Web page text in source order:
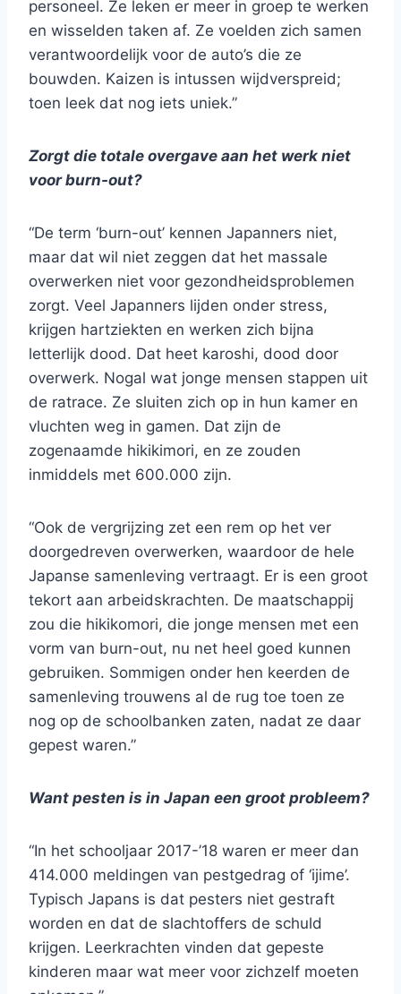
personeel. Ze leken er meer in groep te werken
en wisselden taken af. Ze voelden zich samen
verantwoordelijk voor de auto’s die ze
bouwden. Kaizen is intussen wijdverspreid;
toen leek dat nog iets uniek.”
Zorgt die totale overgave aan het werk niet
voor burn-out?
“De term ‘burn-out’ kennen Japanners niet,
maar dat wil niet zeggen dat het massale
overwerken niet voor gezondheidsproblemen
zorgt. Veel Japanners lijden onder stress,
krijgen hartziekten en werken zich bijna
letterlijk dood. Dat heet karoshi, dood door
overwerk. Nogal wat jonge mensen stappen uit
de ratrace. Ze sluiten zich op in hun kamer en
vluchten weg in gamen. Dat zijn de
zogenaamde hikikimori, en ze zouden
inmiddels met 600.000 zijn.
“Ook de vergrijzing zet een rem op het ver
doorgedreven overwerken, waardoor de hele
Japanse samenleving vertraagt. Er is een groot
tekort aan arbeidskrachten. De maatschappij
zou die hikikomori, die jonge mensen met een
vorm van burn-out, nu net heel goed kunnen
gebruiken. Sommigen onder hen keerden de
samenleving trouwens al de rug toe toen ze
nog op de schoolbanken zaten, nadat ze daar
gepest waren.”
Want pesten is in Japan een groot probleem?
“In het schooljaar 2017-’18 waren er meer dan
414.000 meldingen van pestgedrag of ‘ijime’.
Typisch Japans is dat pesters niet gestraft
worden en dat de slachtoffers de schuld
krijgen. Leerkrachten vinden dat gepeste
kinderen maar wat meer voor zichzelf moeten